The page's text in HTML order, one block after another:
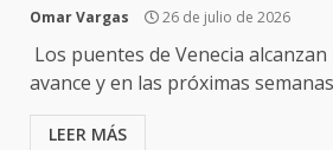
Omar Vargas 26 de julio de 2026
Los puentes de Venecia alcanzan
avance y en las próximas
LEER MÁS